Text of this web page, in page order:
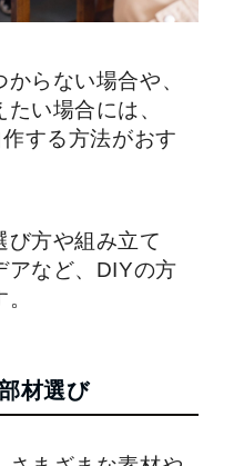
らない場合や、
い場合には、
する方法がおす
び方や組み立て
アなど、DIYの方
材選び